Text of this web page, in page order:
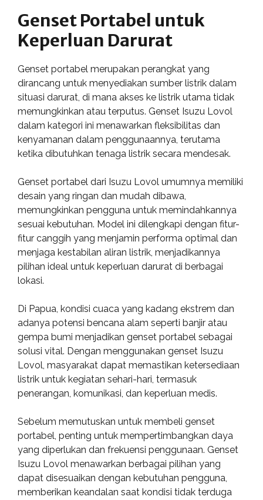
Genset Portabel untuk
Keperluan Darurat
Genset portabel merupakan perangkat yang
dirancang untuk menyediakan sumber listrik dalam
situasi darurat, di mana akses ke listrik utama tidak
memungkinkan atau terputus. Genset Isuzu Lovol
dalam kategori ini menawarkan fleksibilitas dan
kenyamanan dalam penggunaannya, terutama
ketika dibutuhkan tenaga listrik secara mendesak.
Genset portabel dari Isuzu Lovol umumnya memiliki
desain yang ringan dan mudah dibawa,
memungkinkan pengguna untuk memindahkannya
sesuai kebutuhan. Model ini dilengkapi dengan fitur-
fitur canggih yang menjamin performa optimal dan
menjaga kestabilan aliran listrik, menjadikannya
pilihan ideal untuk keperluan darurat di berbagai
lokasi.
Di Papua, kondisi cuaca yang kadang ekstrem dan
adanya potensi bencana alam seperti banjir atau
gempa bumi menjadikan genset portabel sebagai
solusi vital. Dengan menggunakan genset Isuzu
Lovol, masyarakat dapat memastikan ketersediaan
listrik untuk kegiatan sehari-hari, termasuk
penerangan, komunikasi, dan keperluan medis.
Sebelum memutuskan untuk membeli genset
portabel, penting untuk mempertimbangkan daya
yang diperlukan dan frekuensi penggunaan. Genset
Isuzu Lovol menawarkan berbagai pilihan yang
dapat disesuaikan dengan kebutuhan pengguna,
memberikan keandalan saat kondisi tidak terduga